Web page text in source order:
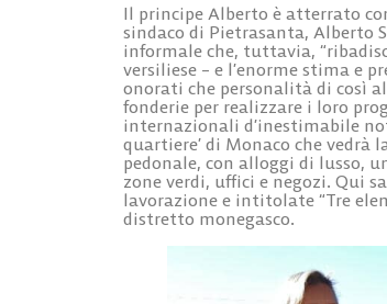
Il principe Alberto è atterrato
sindaco di Pietrasanta, Alberto
informale che, tuttavia,
versiliese – e l’enorme stima e
onorati che personalità di così
fonderie per realizzare i loro
internazionali d’inestimabile
quartiere’ di Monaco che vedrà
pedonale, con alloggi di lusso,
zone verdi, uffici e negozi. Qui
lavorazione e intitolate “Tre
distretto monegasco.